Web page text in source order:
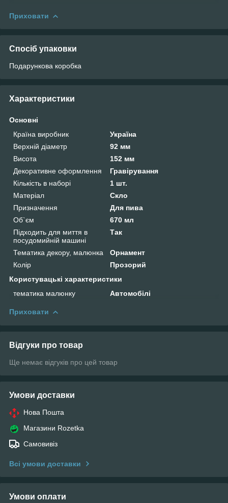
Приховати
Спосіб упаковки
Подарункова коробка
Характеристики
Основні
Країна виробник
Україна
Верхній діаметр
92 мм
Висота
152 мм
Декоративне оформлення
Гравірування
Кількість в наборі
1 шт.
Матеріал
Скло
Призначення
Для пива
Об`єм
670 мл
Підходить для миття в
посудомийній машині
Так
Тематика декору, малюнка
Орнамент
Колір
Прозорий
Користувацькі характеристики
тематика малюнку
Автомобілі
Приховати
Відгуки про товар
Ще немає відгуків про цей товар
Умови доставки
Нова Пошта
Магазини Rozetka
Самовивіз
Всі умови доставки
Умови оплати